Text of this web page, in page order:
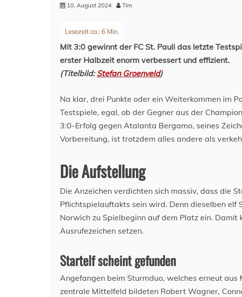
10. August 2024 Tim
Mit 3:0 gewinnt der FC St. Pauli das letzte
erster Halbzeit enorm verbessert und effizient.
(Titelbild:Stefan Groenveld)
Na klar, drei Punkte oder ein Weiterkommen im
Testspiele, egal, ob der Gegner aus der
3:0-Erfolg gegen Atalanta Bergamo, seines
Vorbereitung, ist trotzdem alles andere als
Die Aufstellung
Die Anzeichen verdichten sich massiv, dass die
Pflichtspielauftakts sein wird. Denn dieselben elf
Norwich zu Spielbeginn auf dem Platz ein.
Ausrufezeichen setzen.
Startelf scheint gefunden
Angefangen beim Sturmduo, welches erneut
zentrale Mittelfeld bildeten Robert Wagner,